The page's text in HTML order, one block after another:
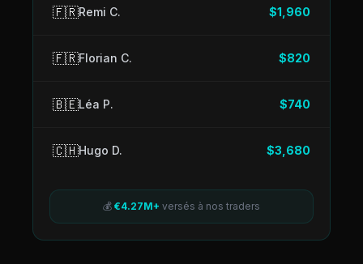
🇫🇷Remi C. $1,960
🇫🇷Florian C. $820
🇧🇪Léa P. $740
🇨🇭Hugo D. $3,680
💰 €4.27M+ versés à nos traders